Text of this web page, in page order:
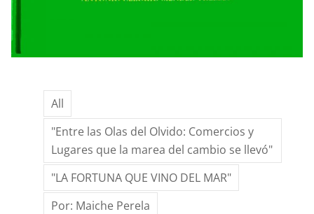
All
"Entre las Olas del Olvido: Comercios y
Lugares que la marea del cambio se llevó"
"LA FORTUNA QUE VINO DEL MAR"
Por: Maiche Perela